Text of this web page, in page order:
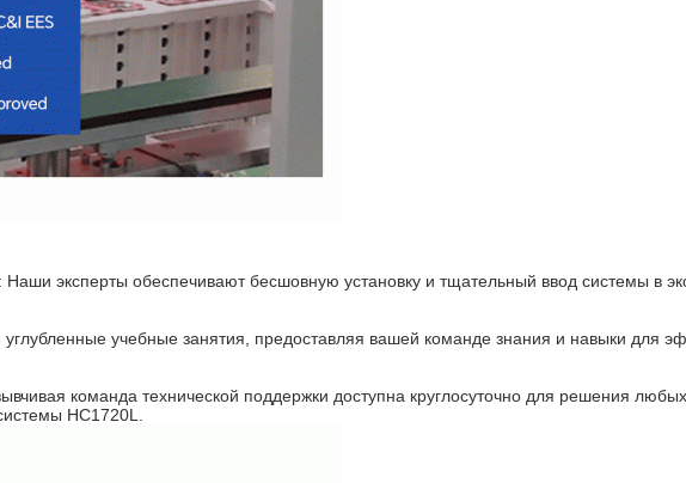
: Наши эксперты обеспечивают бесшовную установку и тщательный ввод системы в
учебные занятия, предоставляя вашей команде знания и навыки для
команда технической поддержки доступна круглосуточно для решения
HC1720L.